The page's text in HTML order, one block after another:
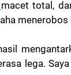
macet total,
lega.